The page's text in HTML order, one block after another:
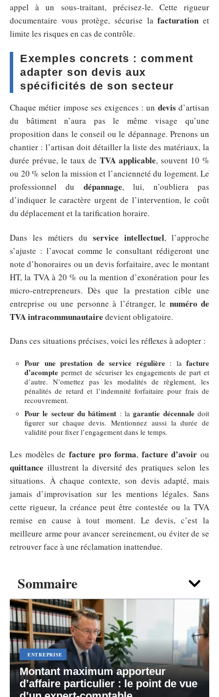
Sommaire
ENTREPRISE
Montant maximum apporteur
d’affaire particulier : le point de vue
appel à un sous-traitant, précisez-le. Cette rigueur
documentaire vous protège, sécurise lafacturation et
limite les risques en cas de contrôle.
Exemples concrets : comment
adapter son devis aux
spécificités de son secteur
Chaque métier impose ses exigences : un devis d’artisan
du bâtiment n’aura pas le même visage qu’une
proposition dans le conseil ou le dépannage. Prenons un
chantier : l’artisan doit détailler la liste des matériaux, la
durée prévue, le taux de TVA applicable, souvent 10 %
ou 20 % selon la mission et l’ancienneté du logement. Le
professionnel du dépannage, lui, n’oubliera pas
d’indiquer le caractère urgent de l’intervention, le coût
du déplacement et la tarification horaire.
Dans les métiers du service intellectuel, l’approche
s’ajuste : l’avocat comme le consultant rédigeront une
note d’honoraires ou un devis forfaitaire, avec le montant
HT, la TVA à 20 % ou la mention d’exonération pour les
micro-entrepreneurs. Dès que la prestation cible une
entreprise ou une personne à l’étranger, le numéro de
TVA intracommunautaire devient obligatoire.
Dans ces situations précises, voici les réflexes à adopter :
Pour une prestation de service régulière: la facture
d’acompte permet de sécuriser les engagements de part et
d’autre. N’omettez pas les modalités de règlement, les
pénalités de retard et l’indemnité forfaitaire pour frais de
recouvrement.
Pour le secteur du bâtiment : lagarantie décennaledoit
figurer sur chaque devis. Mentionnez aussi la durée de
validité pour fixer l’engagement dans le temps.
Les modèles de facture pro forma, facture d’avoir ou
quittance illustrent la diversité des pratiques selon les
situations. À chaque contexte, son devis adapté, mais
jamais d’improvisation sur les mentions légales. Sans
cette rigueur, la créance peut être contestée ou la TVA
remise en cause à tout moment. Le devis, c’est la
meilleure arme pour avancer sereinement, ou éviter de se
retrouver face à une réclamation inattendue.